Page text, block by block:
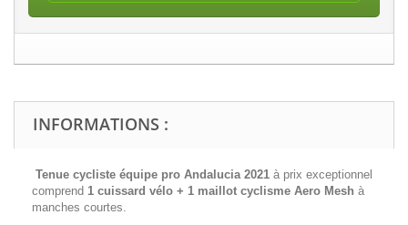
INFORMATIONS :
Tenue cycliste équipe pro Andalucia 2021 à prix exceptionnel
comprend 1 cuissard vélo + 1 maillot cyclisme Aero Mesh à
manches courtes.